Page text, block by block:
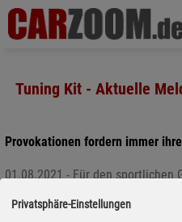
Tuning Kit - Aktuelle
Provokationen fordern immer
01.08.2021 - Für den sportlichen
Kit beinhaltet die folgenden
Privatsphäre-Einstellungen